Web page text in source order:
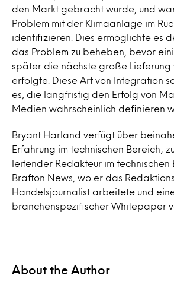
den Markt gebracht wurde, und
Problem mit der Klimaanlage im
identifizieren. Dies ermöglichte es
das Problem zu beheben, bevor
später die nächste große Lieferung
erfolgte. Diese Art von Integration
es, die langfristig den Erfolg von
Medien wahrscheinlich definieren
Bryant Harland verfügt über
Erfahrung im technischen Bereich;
leitender Redakteur im technischen
Brafton News, wo er das
Handelsjournalist arbeitete und
branchenspezifischer Whitepaper
About the Author